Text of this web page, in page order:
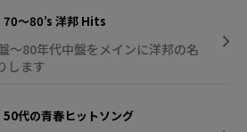
70～80’s 洋邦 Hits
～80年代中盤をメインに洋邦の名
します
50代の青春ヒットソング